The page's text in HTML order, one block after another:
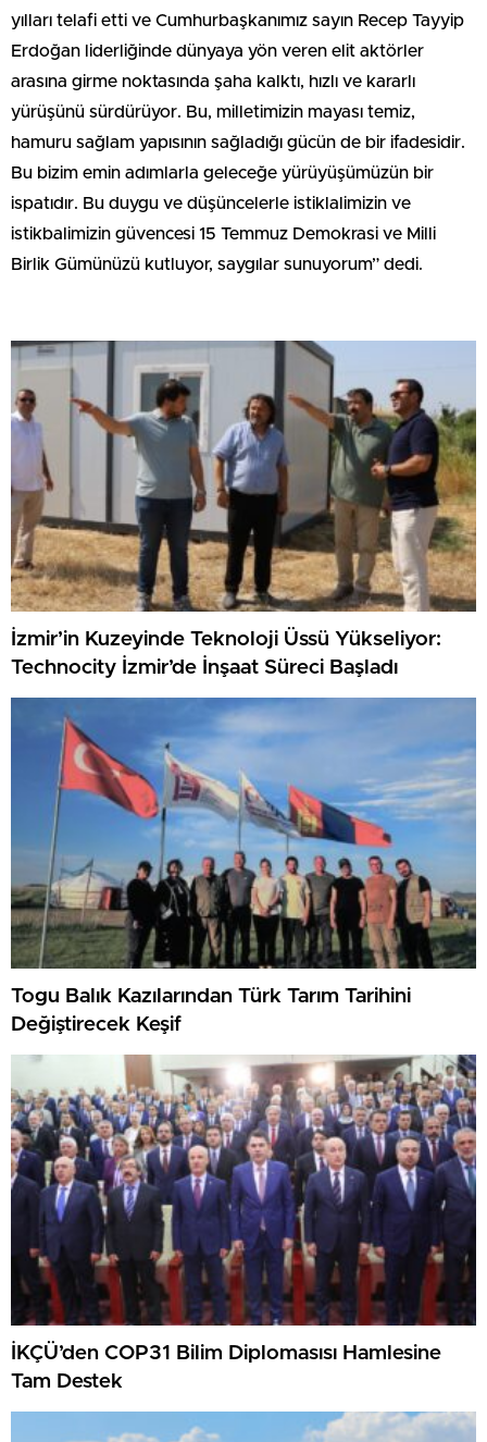
yılları telafi etti ve Cumhurbaşkanımız sayın Recep Tayyip
Erdoğan liderliğinde dünyaya yön veren elit aktörler
arasına girme noktasında şaha kalktı, hızlı ve kararlı
yürüşünü sürdürüyor. Bu, milletimizin mayası temiz,
hamuru sağlam yapısının sağladığı gücün de bir ifadesidir.
Bu bizim emin adımlarla geleceğe yürüyüşümüzün bir
ispatıdır. Bu duygu ve düşüncelerle istiklalimizin ve
istikbalimizin güvencesi 15 Temmuz Demokrasi ve Milli
Birlik Gümünüzü kutluyor, saygılar sunuyorum” dedi.
İzmir’in Kuzeyinde Teknoloji Üssü Yükseliyor:
Technocity İzmir’de İnşaat Süreci Başladı
Togu Balık Kazılarından Türk Tarım Tarihini
Değiştirecek Keşif
İKÇÜ’den COP31 Bilim Diplomasısı Hamlesine
Tam Destek